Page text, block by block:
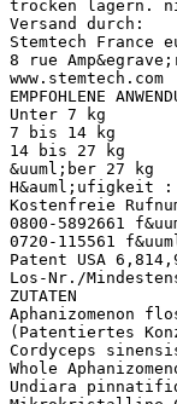
trocken lagern.
Versand durch:
Stemtech France
8 rue
www.stemtech.com
EMPFOHLENE
Unter 7 kg
7 bis 14 kg
14 bis 27 kg
&uuml;ber 27 kg
H&auml;ufigkeit
Kostenfreie
0800-5892661
0720-115561
Patent USA
Los-Nr./
ZUTATEN
Aphanizomenon
(Patentiertes
Cordyceps
Whole
Undiara